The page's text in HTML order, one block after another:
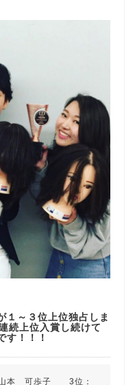
１～３位上位独占しま
続上位入賞し続けて
す！！！
本 可歩子 3位：